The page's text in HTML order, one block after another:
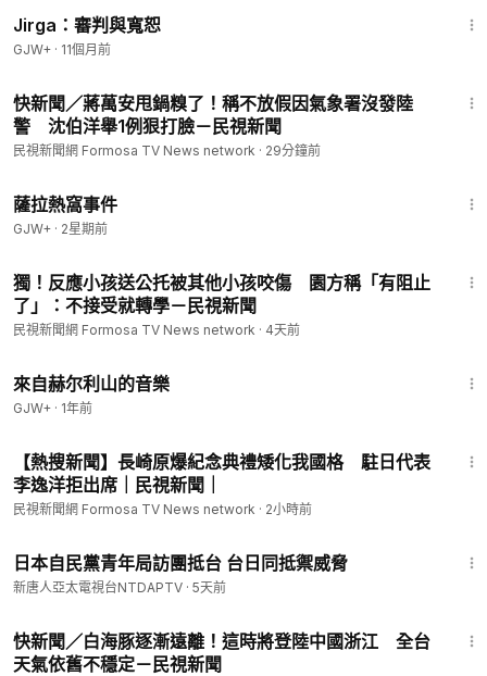
Jirga：審判與寬恕
GJW+ · 11個月前
快新聞／蔣萬安甩鍋糗了！稱不放假因氣象署沒發陸
警 沈伯洋舉1例狠打臉－民視新聞
民視新聞網 Formosa TV News network · 29分鐘前
薩拉熱窩事件
GJW+ · 2星期前
獨！反應小孩送公托被其他小孩咬傷 園方稱「有阻止
了」：不接受就轉學－民視新聞
民視新聞網 Formosa TV News network · 4天前
來自赫尔利山的音樂
GJW+ · 1年前
【熱搜新聞】長崎原爆紀念典禮矮化我國格 駐日代表
李逸洋拒出席｜民視新聞｜
民視新聞網 Formosa TV News network · 2小時前
日本自民黨青年局訪團抵台 台日同抵禦威脅
新唐人亞太電視台NTDAPTV · 5天前
快新聞／白海豚逐漸遠離！這時將登陸中國浙江 全台
天氣依舊不穩定－民視新聞